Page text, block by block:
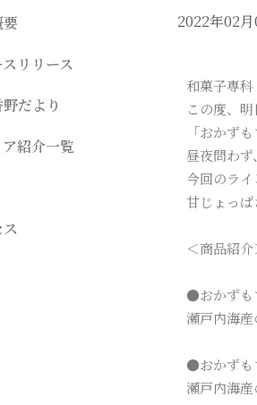
リリース
だより
紹介一覧
2022年02
和菓子専科
この度、
「おかず
昼夜問わ
今回のラ
甘じょっぱ
＜商品紹介
●おかずも
瀬戸内海産
●おかずも
瀬戸内海